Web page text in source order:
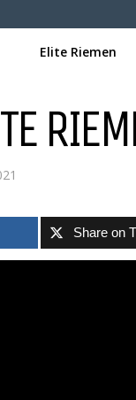
Elite Riemen
Share on